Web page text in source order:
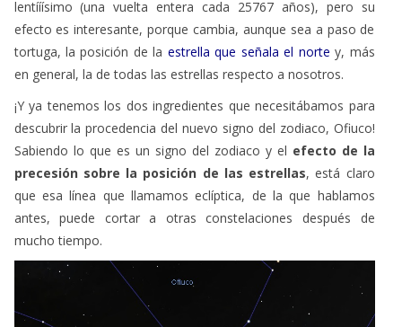
lentííísimo (una vuelta entera cada 25767 años), pero su
efecto es interesante, porque cambia, aunque sea a paso de
tortuga, la posición de la estrella que señala el norte y, más
en general, la de todas las estrellas respecto a nosotros.
¡Y ya tenemos los dos ingredientes que necesitábamos para
descubrir la procedencia del nuevo signo del zodiaco, Ofiuco!
Sabiendo lo que es un signo del zodiaco y el efecto de la
precesión sobre la posición de las estrellas, está claro
que esa línea que llamamos eclíptica, de la que hablamos
antes, puede cortar a otras constelaciones después de
mucho tiempo.